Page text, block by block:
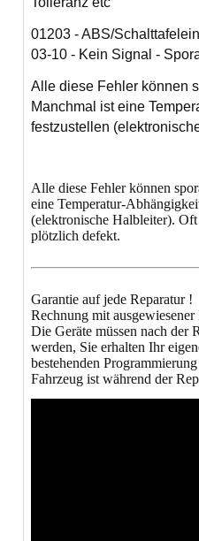
01203 - ABS/
03-10 - Kein Signal -
Alle diese Fehler können
Manchmal ist eine
festzustellen
Alle diese Fehler können
eine Temperatur-
(elektronische Halbleiter). Oft
plötzlich defekt.
Garantie auf jede Reparatur !
Rechnung mit
Die Geräte müssen nach der
werden, Sie erhalten Ihr
bestehenden
Fahrzeug ist während der